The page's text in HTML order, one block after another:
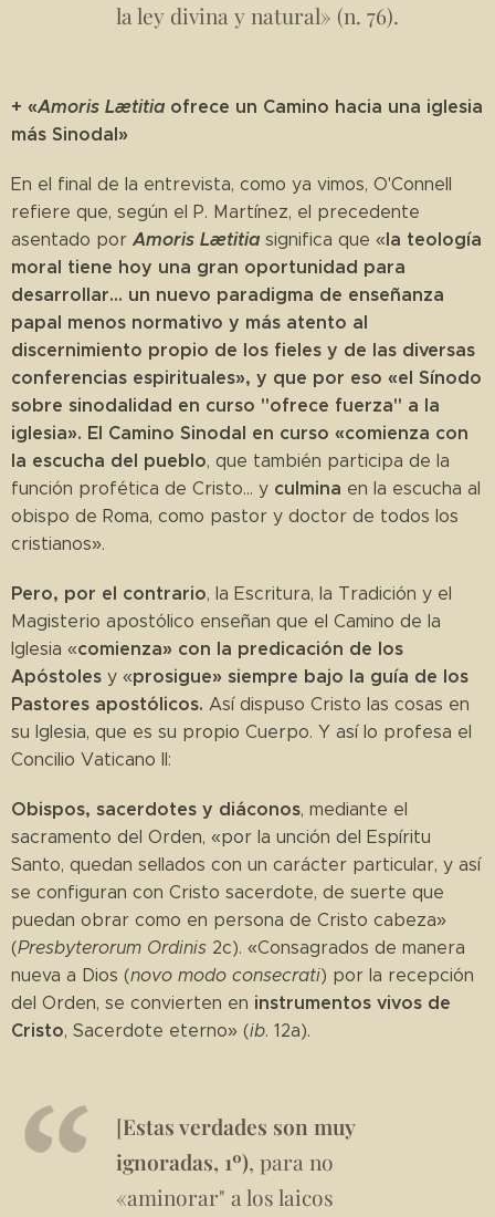
la ley divina y natural» (n. 76).
+ «Amoris Lætitia ofrece un Camino hacia una iglesia
más Sinodal»
En el final de la entrevista, como ya vimos, O'Connell
refiere que, según el P. Martínez, el precedente
asentado por Amoris Lætitia significa que «la teología
moral tiene hoy una gran oportunidad para
desarrollar... un nuevo paradigma de enseñanza
papal menos normativo y más atento al
discernimiento propio de los fieles y de las diversas
conferencias espirituales», y que por eso «el Sínodo
sobre sinodalidad en curso "ofrece fuerza" a la
iglesia». El Camino Sinodal en curso «comienza con
la escucha del pueblo, que también participa de la
función profética de Cristo... y culmina en la escucha al
obispo de Roma, como pastor y doctor de todos los
cristianos».
Pero, por el contrario, la Escritura, la Tradición y el
Magisterio apostólico enseñan que el Camino de la
Iglesia «comienza» con la predicación de los
Apóstoles y «prosigue» siempre bajo la guía de los
Pastores apostólicos. Así dispuso Cristo las cosas en
su Iglesia, que es su propio Cuerpo. Y así lo profesa el
Concilio Vaticano II:
Obispos, sacerdotes y diáconos, mediante el
sacramento del Orden, «por la unción del Espíritu
Santo, quedan sellados con un carácter particular, y así
se configuran con Cristo sacerdote, de suerte que
puedan obrar como en persona de Cristo cabeza»
(Presbyterorum Ordinis 2c). «Consagrados de manera
nueva a Dios (novo modo consecrati) por la recepción
del Orden, se convierten en instrumentos vivos de
Cristo, Sacerdote eterno» (ib. 12a).
[Estas verdades son muy
ignoradas, 1º), para no
«aminorar" a los laicos